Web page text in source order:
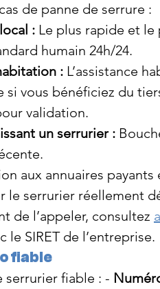
de panne de serrure :
: Le plus rapide et le
humain 24h/24.
: L’assistance
si vous bénéficiez du
validation.
un serrurier :
aux annuaires
le serrurier réellement
de l’appeler, consultez
le SIRET de l’entreprise.
fiable
serrurier fiable : -